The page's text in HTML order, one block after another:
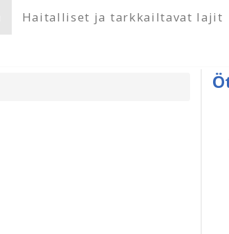
Haitalliset ja tarkkailtavat lajit